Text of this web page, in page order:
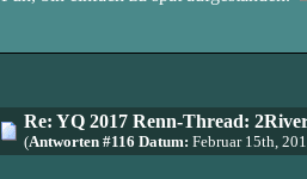
Re: YQ 2017 Renn-Thread:
(Antworten #116 Datum: Februar 15th,